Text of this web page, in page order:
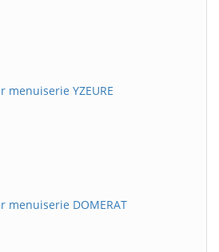
menuiserie YZEURE
menuiserie DOMERAT